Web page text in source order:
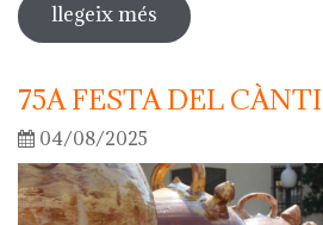
llegeix més sobre 50 anys
força de la gent!
75A FESTA DEL
04/08/2025